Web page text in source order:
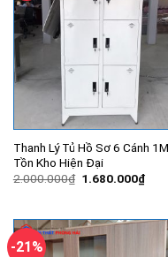
Thanh Lý Tủ Hồ Sơ 6 Cánh
Tồn Kho Hiện Đại
2.000.000₫ Giá
1.680.000₫Giá
hiện
-21%